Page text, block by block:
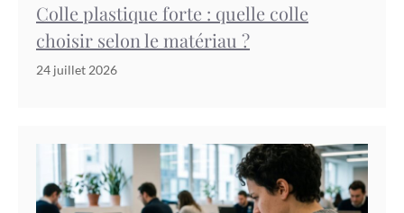
Colle plastique forte : quelle colle
choisir selon le matériau ?
24 juillet 2026